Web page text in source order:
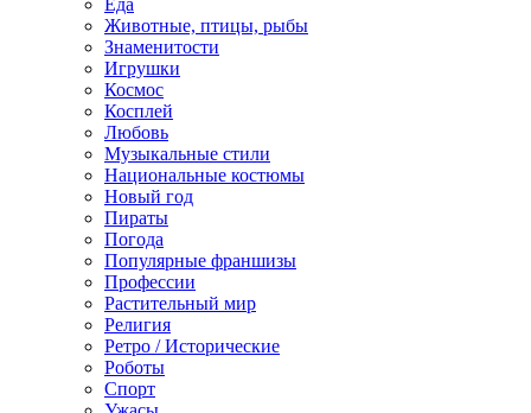
Еда
Животные, птицы, рыбы
Знаменитости
Игрушки
Космос
Косплей
Любовь
Музыкальные стили
Национальные костюмы
Новый год
Пираты
Погода
Популярные франшизы
Профессии
Растительный мир
Религия
Ретро / Исторические
Роботы
Спорт